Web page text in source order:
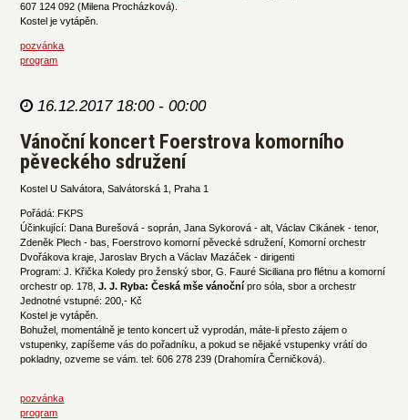
607 124 092 (Milena Procházková).
Kostel je vytápěn.
pozvánka
program
16.12.2017 18:00 - 00:00
Vánoční koncert Foerstrova komorního
pěveckého sdružení
Kostel U Salvátora, Salvátorská 1, Praha 1
Pořádá: FKPS
Účinkující: Dana Burešová - soprán, Jana Sykorová - alt, Václav Cikánek - tenor,
Zdeněk Plech - bas, Foerstrovo komorní pěvecké sdružení, Komorní orchestr
Dvořákova kraje, Jaroslav Brych a Václav Mazáček - dirigenti
Program: J. Křička Koledy pro ženský sbor, G. Fauré Siciliana pro flétnu a komorní
orchestr op. 178,J. J. Ryba: Česká mše vánočnípro sóla, sbor a orchestr
Jednotné vstupné: 200,- Kč
Kostel je vytápěn.
Bohužel, momentálně je tento koncert už vyprodán, máte-li přesto zájem o
vstupenky, zapíšeme vás do pořadníku, a pokud se nějaké vstupenky vrátí do
pokladny, ozveme se vám. tel: 606 278 239 (Drahomíra Černičková).
pozvánka
program